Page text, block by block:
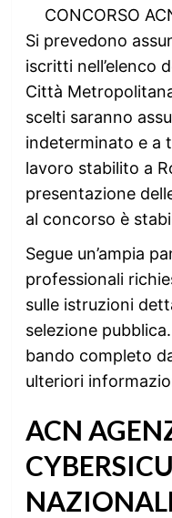
CONCORSO
Si prevedono
iscritti nell’elenco
Città
scelti saranno
indeterminato e a
lavoro stabilito a
presentazione
al concorso è
Segue un’ampia
professionali
sulle istruzioni
selezione
bando completo
ulteriori
ACN